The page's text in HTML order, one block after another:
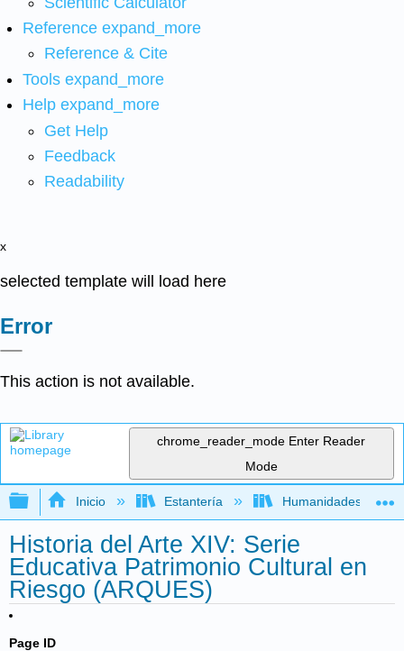
Reference expand_more
Reference & Cite
Tools expand_more
Help expand_more
Get Help
Feedback
Readability
x
selected template will load here
Error
This action is not available.
chrome_reader_mode Enter Reader
Mode
Expandir/contraer jerarquía global
Inicio Estantería Humanidades
Historia del Arte XIV: Serie
Educativa Patrimonio Cultural en
Riesgo (ARQUES)
Page ID